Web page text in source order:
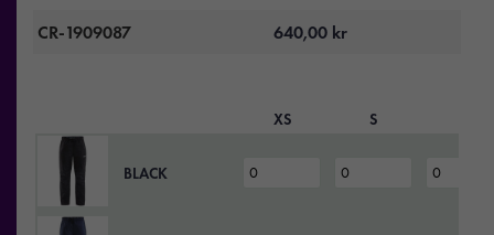
CR-1909087
640,00 kr
XS S
BLACK